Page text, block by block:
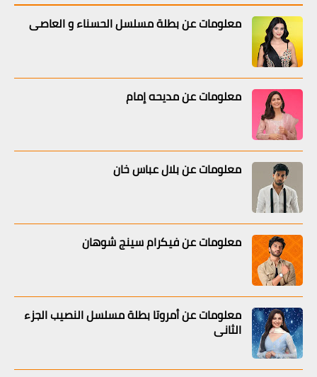
معلومات عن بطلة مسلسل الحسناء و العاصي
معلومات عن مديحه إمام
معلومات عن بلال عباس خان
معلومات عن فيكرام سينج شوهان
معلومات عن أمروتا بطلة مسلسل النصيب الجزء
الثاني